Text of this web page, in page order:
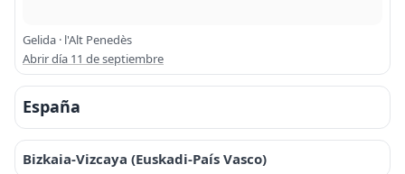
Gelida · l'Alt Penedès
Abrir día 11 de septiembre
España
Bizkaia-Vizcaya (Euskadi-País Vasco)